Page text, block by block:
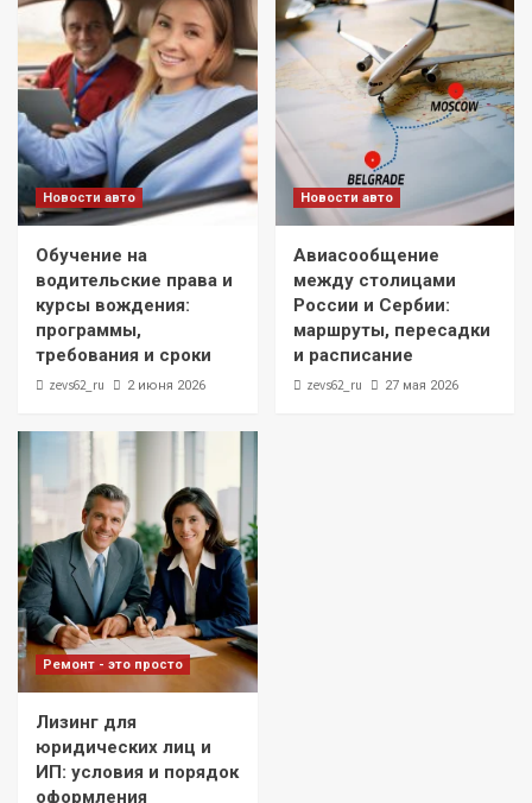
Новости авто
Обучение на
водительские права и
курсы вождения:
программы,
требования и сроки
zevs62_ru 2 июня 2026
Новости авто
Авиасообщение
между столицами
России и Сербии:
маршруты, пересадки
и расписание
zevs62_ru 27 мая 2026
Ремонт - это просто
Лизинг для
юридических лиц и
ИП: условия и порядок
оформления